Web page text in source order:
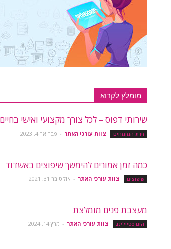
מומלץ לקרוא
שירותי דפוס – לכל צורך מקצועי ואישי בחיים
זירת המומחים צוות עורכי האתר - פברואר 4, 2023
כמה זמן אמורים להימשך שיפוצים באשדוד
שיפוצים צוות עורכי האתר - אוקטובר 31, 2021
מעצבת פנים מומלצת
הום סטיילינג צוות עורכי האתר - מרץ 14, 2024